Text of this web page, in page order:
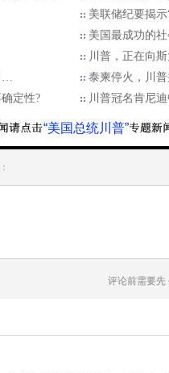
美联储纪要揭
美国最成功的
川普，正在向
…
泰柬停火，川
定性?
川普冠名肯尼
“美国总统川普”
评论前需要先